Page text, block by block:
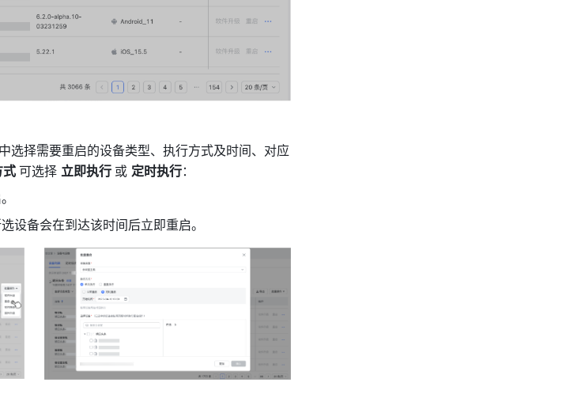
选择需要重启的设备类型、执行方式及时间、对应
式 可选择 立即执行 或 定时执行：
设备会在到达该时间后立即重启。